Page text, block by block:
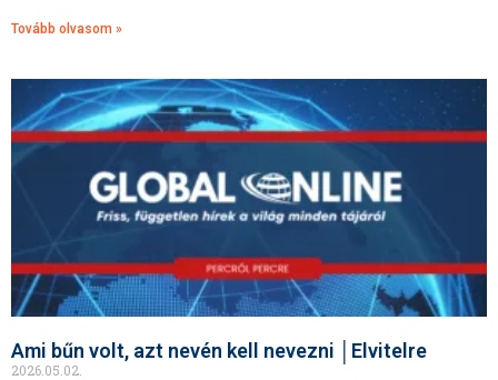
Tovább olvasom »
Ami bűn volt, azt nevén kell nevezni │Elvitelre
2026.05.02.